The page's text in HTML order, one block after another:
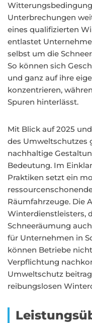
Unterbrechungen
eines qualifizierten
entlastet
selbst um die
So können sich
und ganz auf ihre
konzentrieren,
Spuren hinterlässt.
Mit Blick auf 2025
des Umweltschutzes
nachhaltige
Bedeutung. Im
Praktiken setzt ein
Räumfahrzeuge. Die
Winterdienstleisters,
Schneeräumung
für Unternehmen in
können Betriebe
Verpflichtung
Umweltschutz
reibungslosen